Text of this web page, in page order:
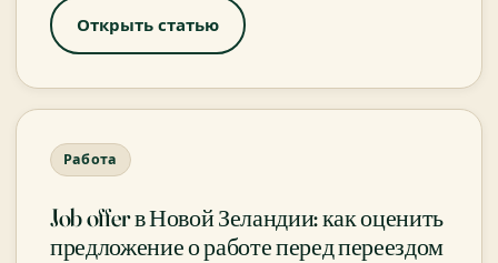
Открыть статью
Работа
Job offer в Новой Зеландии: как оценить
предложение о работе перед переездом